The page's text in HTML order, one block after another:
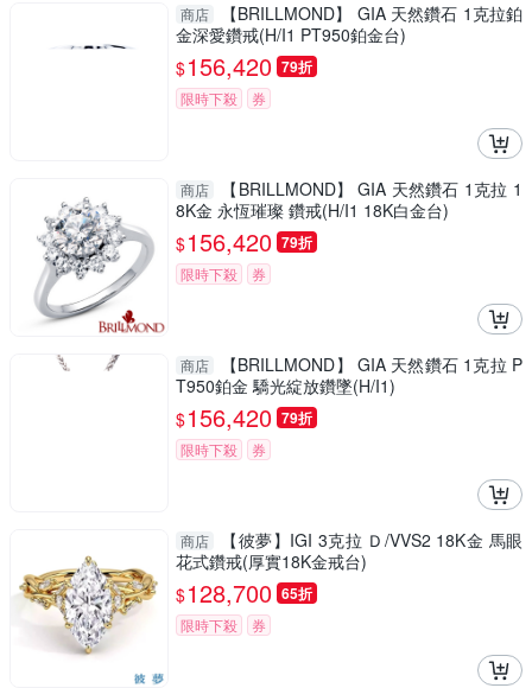
商店
【BRILLMOND】 GIA 天然鑽石 1克拉鉑
金深愛鑽戒(H/I1 PT950鉑金台)
$156,420 79折
限時下殺 券
商店
【BRILLMOND】 GIA 天然鑽石 1克拉 1
8K金 永恆璀璨 鑽戒(H/I1 18K白金台)
$156,420 79折
限時下殺 券
商店
【BRILLMOND】 GIA 天然鑽石 1克拉 P
T950鉑金 驕光綻放鑽墜(H/I1)
$156,420 79折
限時下殺 券
商店
【彼夢】IGI 3克拉 Ｄ/VVS2 18K金 馬眼
花式鑽戒(厚實18K金戒台)
$128,700 65折
限時下殺 券